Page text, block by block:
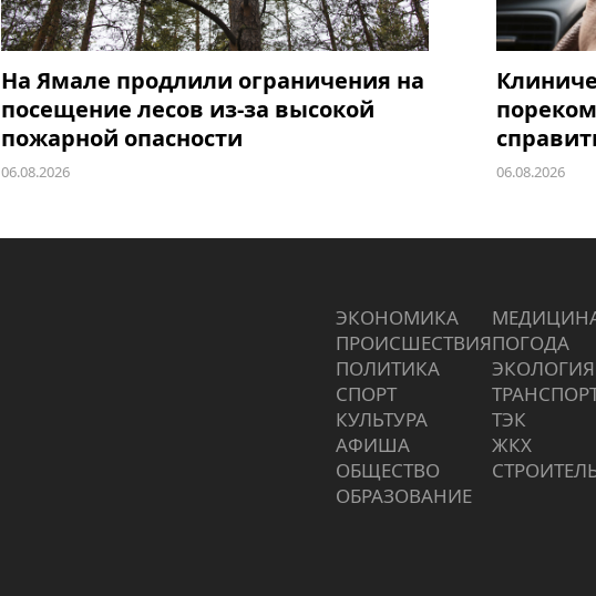
На Ямале продлили ограничения на
посещение лесов из-за высокой
пожарной опасности
06.08.2026 06.08.2026
ЭКОНОМИКА
ПРОИCШЕСТВИЯ
ПОЛИТИКА
СПОРТ
КУЛЬТУРА
АФИША
ОБЩЕСТВО
ОБРАЗОВАНИЕ
ПОГОДА
ЭКОЛОГИЯ
ТЭК
ЖКХ